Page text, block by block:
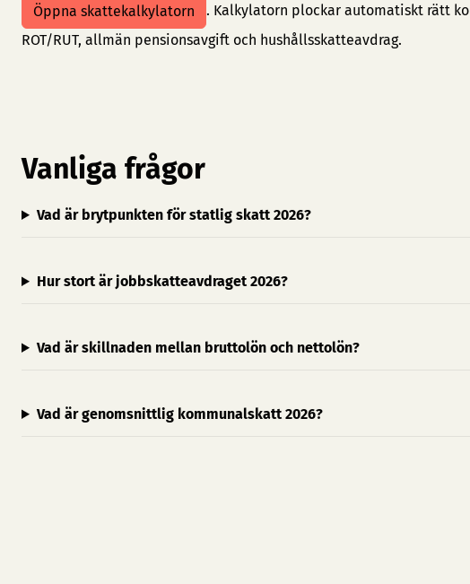
Öppna skattekalkylatorn
. Kalkylatorn plockar automatiskt rätt
ROT/RUT, allmän pensionsavgift och hushållsskatteavdrag.
Vanliga frågor
Vad är brytpunkten för statlig skatt 2026?
Hur stort är jobbskatteavdraget 2026?
Vad är skillnaden mellan bruttolön och nettolön?
Vad är genomsnittlig kommunalskatt 2026?